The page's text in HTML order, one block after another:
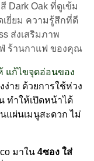
Dark Oak ที่ดูเข้ม
ยี่ยม ความรู้สึกที่ดี
ส่งเสริมภาพ
ร้านกาแฟ ของคุณ
แก้ไขจุดอ่อนของ
ง่าย ด้วยการใช้ห่วง
ทำให้เปิดหน้าได้
แผ่นเมนูสะดวก ไม่
มาใน 4ซอง ใส่